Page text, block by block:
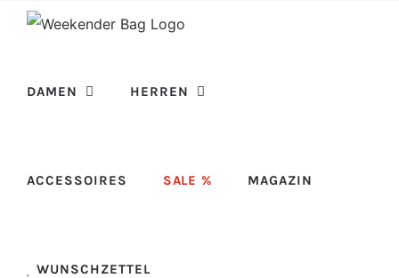
Skip
DAMEN HERREN
ACCESSOIRES SALE % MAGAZIN
WUNSCHZETTEL